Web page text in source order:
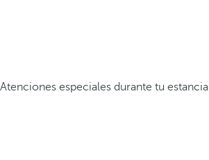
Atenciones especiales durante tu estancia